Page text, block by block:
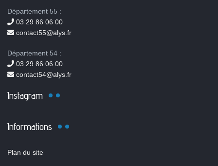
Département 55 :
03 29 86 06 00
contact55@alys.fr
Département 54 :
03 29 86 06 00
contact54@alys.fr
Instagram
Informations
Plan du site